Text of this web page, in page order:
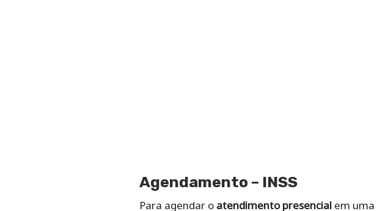
Agendamento – INSS
Para agendar o atendimento presencialem uma